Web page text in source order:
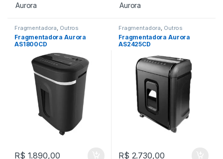
Aurora Aurora
Fragmentadora Outros
Fragmentadora Aurora
AS1800CD
R$ 1.890,00
Fragmentadora Outros
Fragmentadora Aurora
AS2425CD
R$ 2.730,00